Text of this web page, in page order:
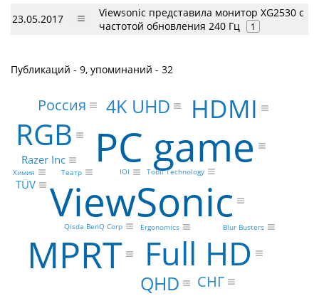
23.05.2017
Viewsonic представила монитор XG2530 с
частотой обновления 240 Гц
1
Публикаций - 9, упоминаний - 32
ViewSonic
PC game
MPRT Full HD
RGB
HDMI
4K UHD
QHD
Россия
СНГ
Razer Inc
TÜV
Tobii Technology
Blur Busters
Qisda BenQ Corp Ergonomics
Театр
Химия IOI